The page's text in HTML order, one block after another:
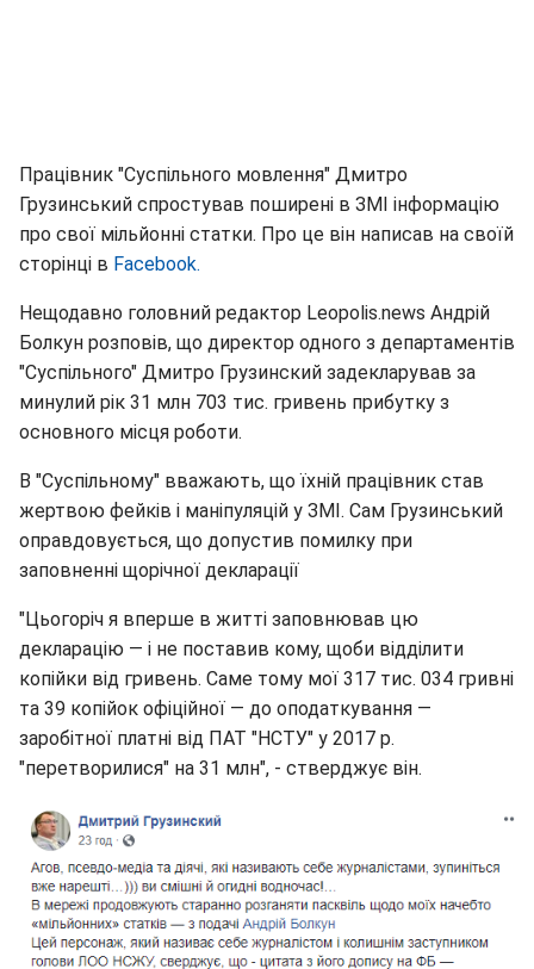
Працівник "Суспільного мовлення" Дмитро
Грузинський спростував поширені в ЗМІ інформацію
про свої мільйонні статки. Про це він написав на своїй
сторінці в Facebook.
Нещодавно головний редактор Leopolis.news Андрій
Болкун розповів, що директор одного з департаментів
"Суспільного" Дмитро Грузинский задекларував за
минулий рік 31 млн 703 тис. гривень прибутку з
основного місця роботи.
В "Суспільному" вважають, що їхній працівник став
жертвою фейків і маніпуляцій у ЗМІ. Сам Грузинський
оправдовується, що допустив помилку при
заповненні щорічної декларації
"Цьогоріч я вперше в житті заповнював цю
декларацію — і не поставив кому, щоби відділити
копійки від гривень. Саме тому мої 317 тис. 034 гривні
та 39 копійок офіційної — до оподаткування —
заробітної платні від ПАТ "НСТУ" у 2017 р.
"перетворилися" на 31 млн", - стверджує він.